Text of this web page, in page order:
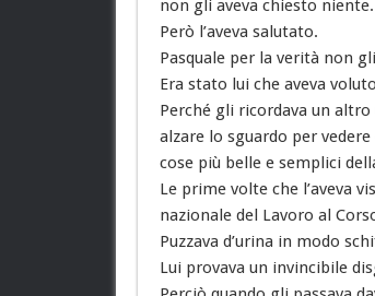
non gli aveva chiesto niente.
Però l’aveva salutato.
Pasquale per la verità non
Era stato lui che aveva
Perché gli ricordava un
alzare lo sguardo per
cose più belle e semplici
Le prime volte che l’aveva
nazionale del Lavoro al
Puzzava d’urina in modo
Lui provava un invincibile